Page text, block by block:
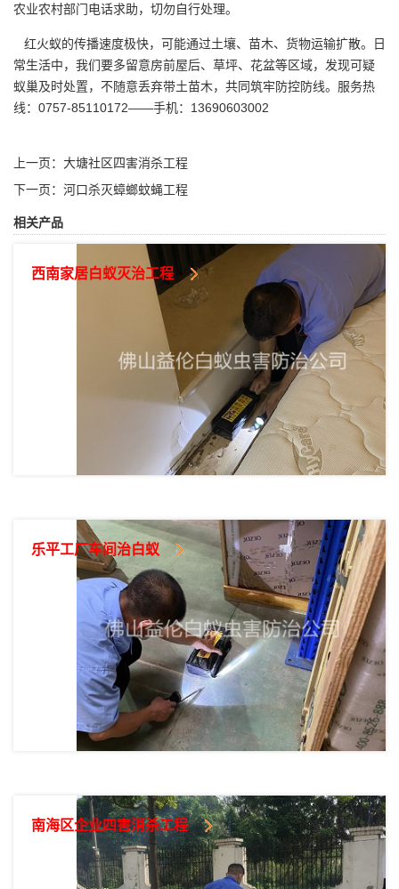
农业农村部门电话求助，切勿自行处理。
红火蚁的传播速度极快，可能通过土壤、苗木、货物运输扩散。日
常生活中，我们要多留意房前屋后、草坪、花盆等区域，发现可疑
蚁巢及时处置，不随意丢弃带土苗木，共同筑牢防控防线。服务热
线：0757-85110172——手机：13690603002
上一页： 大塘社区四害消杀工程
下一页： 河口杀灭蟑螂蚊蝇工程
相关产品
西南家居白蚁灭治工程
乐平工厂车间治白蚁
南海区企业四害消杀工程